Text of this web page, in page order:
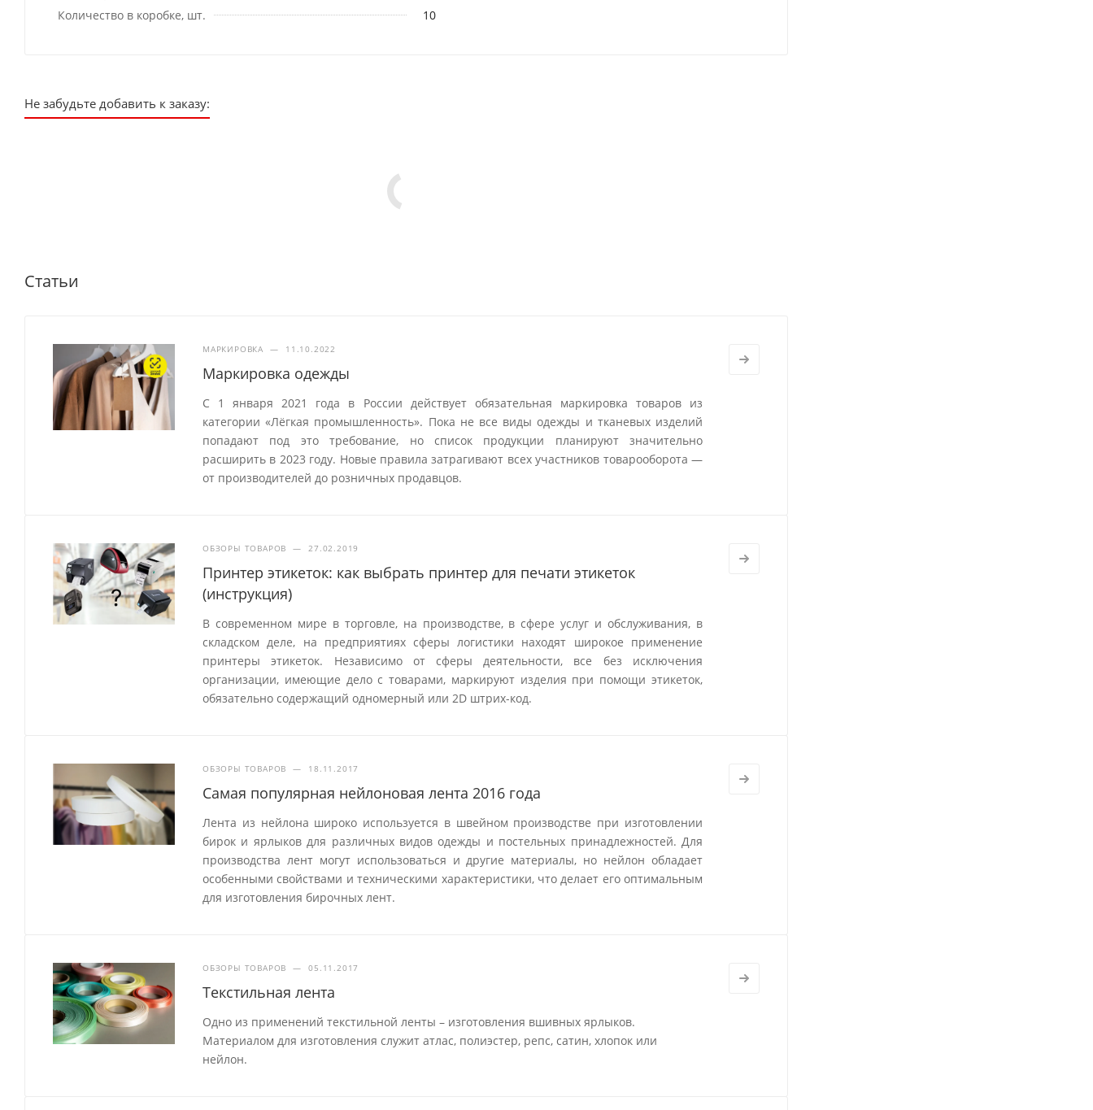
Количество в коробке, шт.
10
Не забудьте добавить к заказу:
Статьи
МАРКИРОВКА — 11.10.2022
Маркировка одежды
С 1 января 2021 года в России действует обязательная маркировка товаров из
категории «Лёгкая промышленность». Пока не все виды одежды и тканевых изделий
попадают под это требование, но список продукции планируют значительно
расширить в 2023 году. Новые правила затрагивают всех участников товарооборота —
от производителей до розничных продавцов.
ОБЗОРЫ ТОВАРОВ — 27.02.2019
Принтер этикеток: как выбрать принтер для печати этикеток
(инструкция)
В современном мире в торговле, на производстве, в сфере услуг и обслуживания, в
складском деле, на предприятиях сферы логистики находят широкое применение
принтеры этикеток. Независимо от сферы деятельности, все без исключения
организации, имеющие дело с товарами, маркируют изделия при помощи этикеток,
обязательно содержащий одномерный или 2D штрих-код.
ОБЗОРЫ ТОВАРОВ — 18.11.2017
Самая популярная нейлоновая лента 2016 года
Лента из нейлона широко используется в швейном производстве при изготовлении
бирок и ярлыков для различных видов одежды и постельных принадлежностей. Для
производства лент могут использоваться и другие материалы, но нейлон обладает
особенными свойствами и техническими характеристики, что делает его оптимальным
для изготовления бирочных лент.
ОБЗОРЫ ТОВАРОВ — 05.11.2017
Текстильная лента
Одно из применений текстильной ленты – изготовления вшивных ярлыков.
Материалом для изготовления служит атлас, полиэстер, репс, сатин, хлопок или
нейлон.